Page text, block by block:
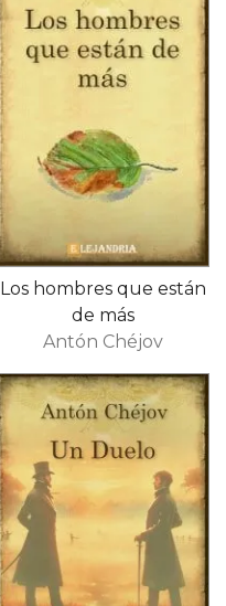
Los hombres que están
de más
Antón Chéjov